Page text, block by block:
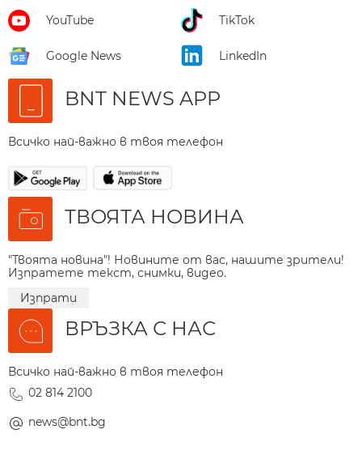
YouTube TikTok
Google News LinkedIn
BNT NEWS APP
Всичко най-важно в твоя телефон
ТВОЯТА НОВИНА
"Твоята новина"! Новините от вас, нашите зрители!
Изпратете текст, снимки, видео.
Изпрати
ВРЪЗКА С НАС
Всичко най-важно в твоя телефон
02 814 2100
news@bnt.bg